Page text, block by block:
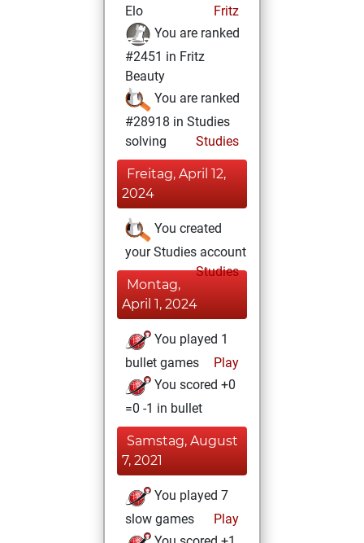
Elo
Fritz
You are ranked
#2451 in Fritz
Beauty
You are ranked
#28918 in Studies
solving
Studies
Freitag, April 12,
2024
You created
your Studies account
Studies
Montag,
April 1, 2024
You played 1
bullet games
Play
You scored +0
=0 -1 in bullet
Samstag, August
7, 2021
You played 7
slow games
Play